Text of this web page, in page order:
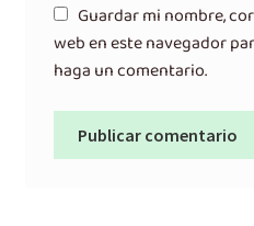
Guardar mi nombre,
web en este navegador
haga un comentario.